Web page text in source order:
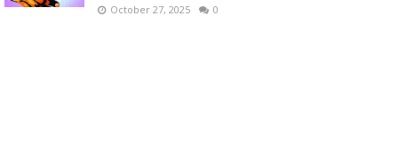
October 27, 2025 0